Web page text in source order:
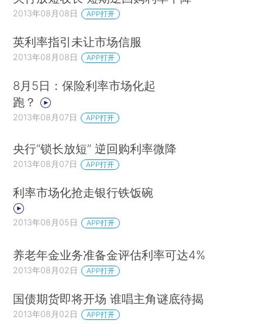
2013年08月08日 APP打开
英利率指引未让市场信服
2013年08月08日 APP打开
8月5日：保险利率市场化起
跑？
2013年08月07日 APP打开
央行“锁长放短” 逆回购利率微降
2013年08月07日 APP打开
利率市场化抢走银行铁饭碗
2013年08月05日 APP打开
养老年金业务准备金评估利率可达4%
2013年08月02日 APP打开
国债期货即将开场 谁唱主角谜底待揭
2013年08月02日 APP打开